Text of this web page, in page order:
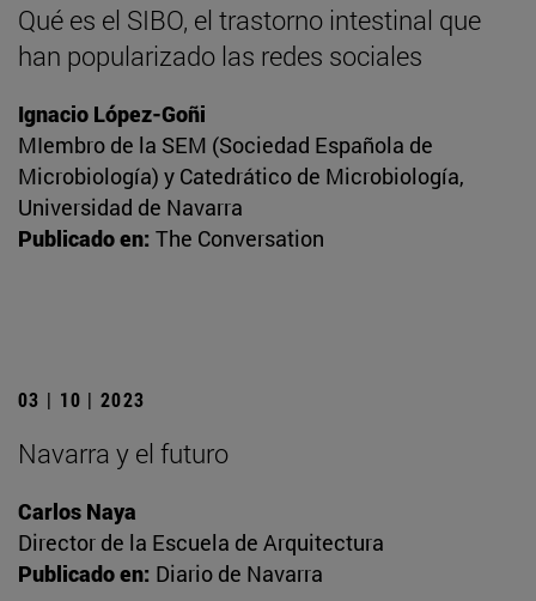
Qué es el SIBO, el trastorno intestinal que
han popularizado las redes sociales
Ignacio López-Goñi
MIembro de la SEM (Sociedad Española de
Microbiología) y Catedrático de Microbiología,
Universidad de Navarra
Publicado en: The Conversation
03 | 10 | 2023
Navarra y el futuro
Carlos Naya
Director de la Escuela de Arquitectura
Publicado en: Diario de Navarra